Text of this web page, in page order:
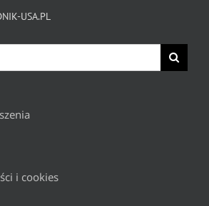
USA.PL
i cookies